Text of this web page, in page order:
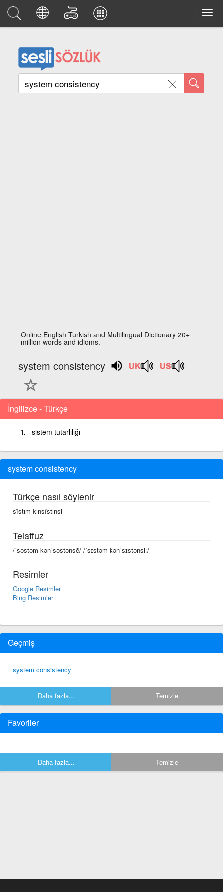
Online English Turkish and Multilingual Dictionary 20+
million words and idioms.
system consistency
İngilizce - Türkçe
sistem tutarlılığı
system consistency
Türkçe nasıl söylenir
sîstım kınsîstınsi
Telaffuz
/ˈsəstəm kənˈsəstənsē/ /ˈsɪstəm kənˈsɪstənsiː/
Resimler
Google Resimler
Bing Resimler
Geçmiş
system consistency
Daha fazla... Temizle
Favoriler
Daha fazla... Temizle